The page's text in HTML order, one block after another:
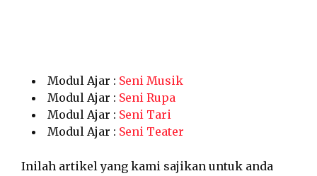
Modul Ajar : Seni Musik
Modul Ajar : Seni Rupa
Modul Ajar : Seni Tari
Modul Ajar : Seni Teater
Inilah artikel yang kami sajikan untuk anda